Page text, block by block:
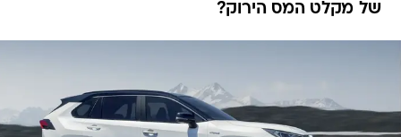
של מקלט המס הירוק?